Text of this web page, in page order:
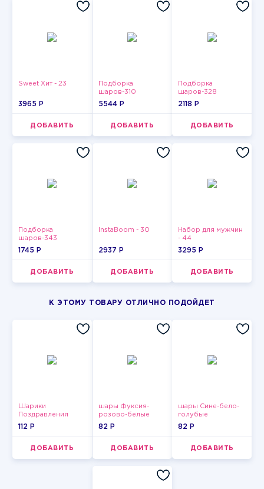
Sweet Хит - 23
3965 P
ДОБАВИТЬ
Подборка
шаров-310
5544 P
ДОБАВИТЬ
Подборка
шаров-328
2118 P
ДОБАВИТЬ
Подборка
шаров-343
1745 P
ДОБАВИТЬ
InstaBoom - 30
2937 P
ДОБАВИТЬ
Набор для мужчин
- 44
3295 P
ДОБАВИТЬ
К ЭТОМУ ТОВАРУ ОТЛИЧНО ПОДОЙДЕТ
Шарики
Поздравления
112 P
ДОБАВИТЬ
шары Фуксия-
розово-белые
пастельные
82 P
ДОБАВИТЬ
шары Сине-бело-
голубые
пастельные
82 P
ДОБАВИТЬ